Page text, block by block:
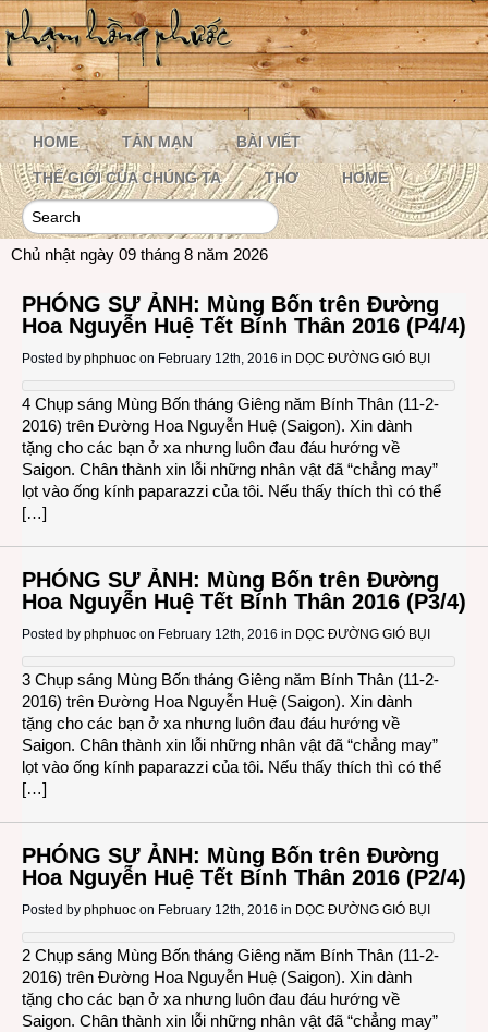
HOME TẢN MẠN BÀI VIẾT
THẾ GIỚI CỦA CHÚNG TA THƠ HOME
Chủ nhật ngày 09 tháng 8 năm 2026
PHÓNG SỰ ẢNH: Mùng Bốn trên Đường
Hoa Nguyễn Huệ Tết Bính Thân 2016 (P4/4)
Posted by phphuoc on February 12th, 2016 in DỌC ĐƯỜNG GIÓ BỤI
4 Chụp sáng Mùng Bốn tháng Giêng năm Bính Thân (11-2-
2016) trên Đường Hoa Nguyễn Huệ (Saigon). Xin dành
tặng cho các bạn ở xa nhưng luôn đau đáu hướng về
Saigon. Chân thành xin lỗi những nhân vật đã “chẳng may”
lọt vào ống kính paparazzi của tôi. Nếu thấy thích thì có thể
[…]
PHÓNG SỰ ẢNH: Mùng Bốn trên Đường
Hoa Nguyễn Huệ Tết Bính Thân 2016 (P3/4)
Posted by phphuoc on February 12th, 2016 in DỌC ĐƯỜNG GIÓ BỤI
3 Chụp sáng Mùng Bốn tháng Giêng năm Bính Thân (11-2-
2016) trên Đường Hoa Nguyễn Huệ (Saigon). Xin dành
tặng cho các bạn ở xa nhưng luôn đau đáu hướng về
Saigon. Chân thành xin lỗi những nhân vật đã “chẳng may”
lọt vào ống kính paparazzi của tôi. Nếu thấy thích thì có thể
[…]
PHÓNG SỰ ẢNH: Mùng Bốn trên Đường
Hoa Nguyễn Huệ Tết Bính Thân 2016 (P2/4)
Posted by phphuoc on February 12th, 2016 in DỌC ĐƯỜNG GIÓ BỤI
2 Chụp sáng Mùng Bốn tháng Giêng năm Bính Thân (11-2-
2016) trên Đường Hoa Nguyễn Huệ (Saigon). Xin dành
tặng cho các bạn ở xa nhưng luôn đau đáu hướng về
Saigon. Chân thành xin lỗi những nhân vật đã “chẳng may”